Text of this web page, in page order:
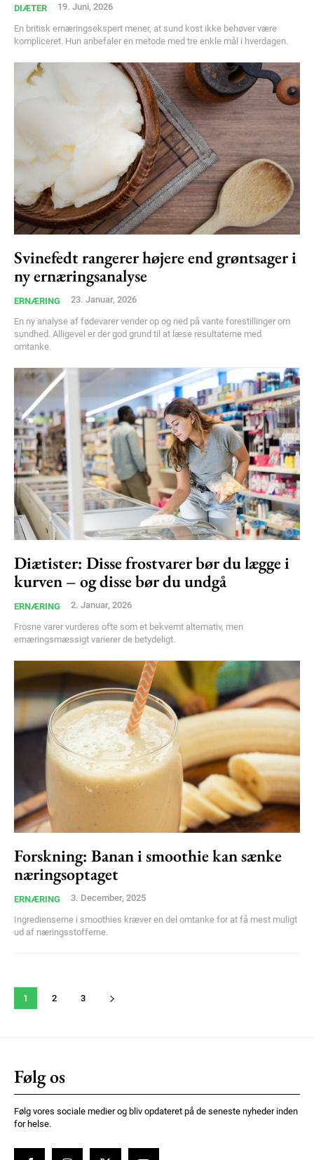
Etiam est nibh, lobortis sit
Praesent euismod ac
Ut mollis pellentesque tortor
Nullam eu erat condimentum
Donec quis est ac felis
Orci varius natoque dolor
Member full access
100DKK
Praesent euismod ac
Ut mollis pellentesque tortor
Nullam eu erat condimentum
Donec quis est ac felis
Orci varius natoque dolor
YEARLY PRICING MONTHLY PRICING
DIÆTER 19. Juni, 2026
En britisk ernæringsekspert mener, at sund kost ikke behøver være
kompliceret. Hun anbefaler en metode med tre enkle mål i hverdagen.
Svinefedt rangerer højere end grøntsager i
ny ernæringsanalyse
ERNÆRING 23. Januar, 2026
En ny analyse af fødevarer vender op og ned på vante forestillinger om
sundhed. Alligevel er der god grund til at læse resultaterne med
omtanke.
Diætister: Disse frostvarer bør du lægge i
kurven – og disse bør du undgå
ERNÆRING 2. Januar, 2026
Frosne varer vurderes ofte som et bekvemt alternativ, men
ernæringsmæssigt varierer de betydeligt.
Forskning: Banan i smoothie kan sænke
næringsoptaget
ERNÆRING 3. December, 2025
Ingredienserne i smoothies kræver en del omtanke for at få mest muligt
ud af næringsstofferne.
1 2 3
Følg os
Følg vores sociale medier og bliv opdateret på de seneste nyheder inden
for helse.